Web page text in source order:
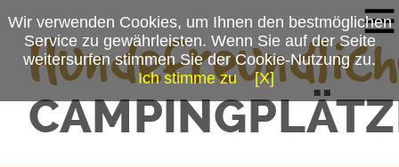
Campingplatzmenü
Wir verwenden Cookies, um Ihnen den bestmöglichen
Service zu gewährleisten. Wenn Sie auf der Seite
weitersurfen stimmen Sie der Cookie-Nutzung zu.
Ich stimme zu
[X]